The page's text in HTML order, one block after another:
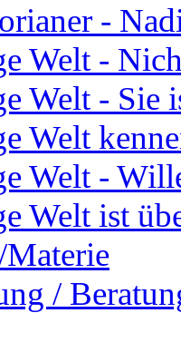
-
Welt -
Welt - Sie
Welt
Welt -
Welt ist
/